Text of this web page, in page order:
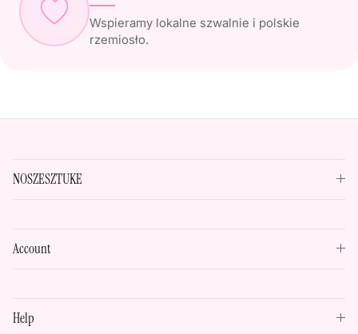
Wspieramy lokalne szwalnie i polskie
rzemiosło.
NOSZESZTUKE
Account
Help